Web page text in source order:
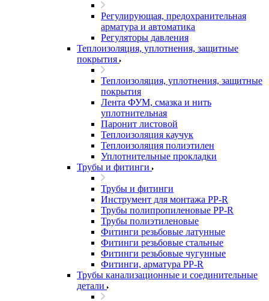
Регулирующая, предохранительная
арматура и автоматика
Регуляторы давления
Теплоизоляция, уплотнения, защитные
покрытия
Теплоизоляция, уплотнения, защитные
покрытия
Лента ФУМ, смазка и нить
уплотнительная
Паронит листовой
Теплоизоляция каучук
Теплоизоляция полиэтилен
Уплотнительные прокладки
Трубы и фитинги
Трубы и фитинги
Инструмент для монтажа PP-R
Трубы полипропиленовые PP-R
Трубы полиэтиленовые
Фитинги резьбовые латунные
Фитинги резьбовые стальные
Фитинги резьбовые чугунные
Фитинги, арматура PP-R
Трубы канализационные и соединительные
детали